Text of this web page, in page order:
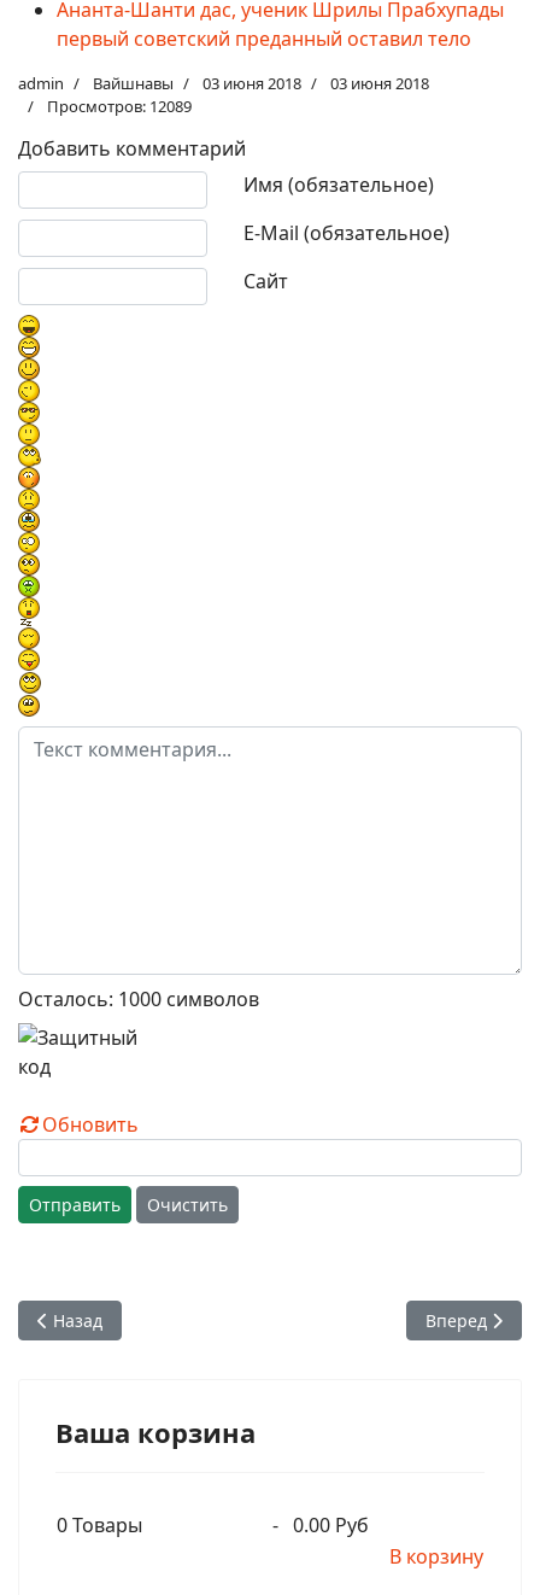
Ананта-Шанти дас, ученик Шрилы Прабхупады
первый советский преданный оставил тело
admin Вайшнавы 03 июня 2018
03 июня 2018
Просмотров: 12089
Добавить комментарий
Имя (обязательное)
E-Mail (обязательное)
Сайт
Текст комментария
Осталось: 1000 символов
Обновить
Отправить Очистить
Предыдущий: Герой-вайшнав: Раванари прабху.
Назад Следующий:
Вперед
Ваша корзина
0Товары - 0.00 Руб
В корзину